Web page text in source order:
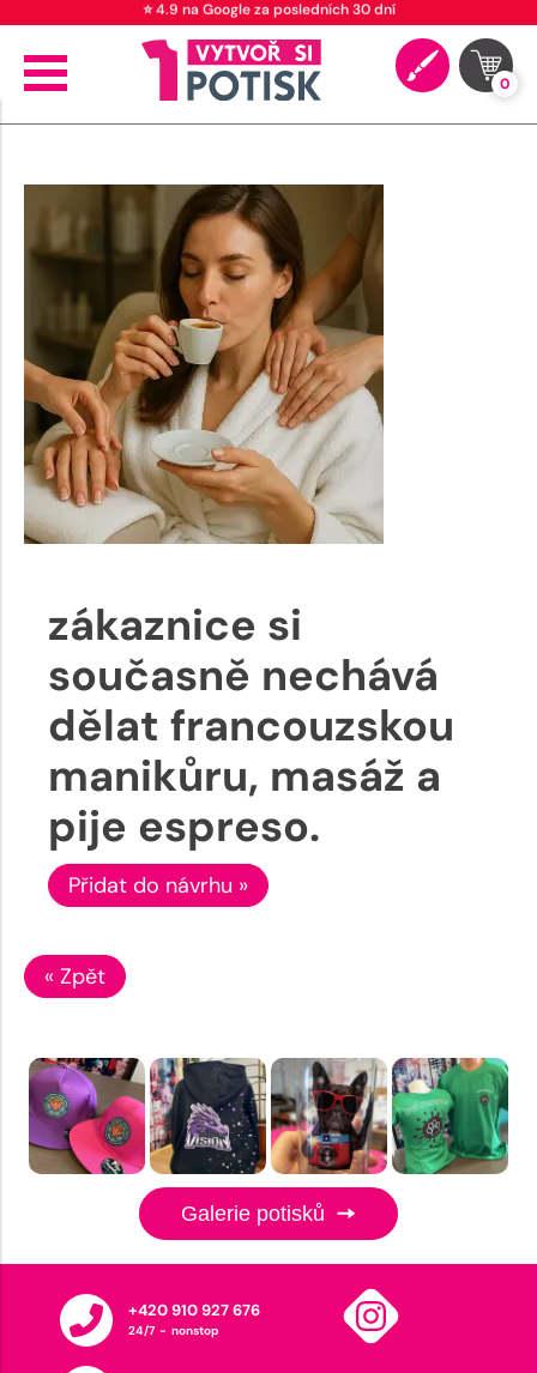
⭐ 4.9 na Google za posledních 30 dní
0
zákaznice si
současně nechává
dělat francouzskou
manikůru, masáž a
pije espreso.
Přidat do návrhu »
« Zpět
Galerie potisků
+420 910 927 676
24/7 - nonstop